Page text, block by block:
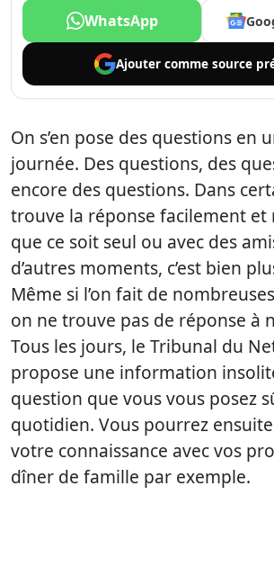
WhatsApp
Ajouter comme source
On s’en pose des questions en
journée. Des questions, des
encore des questions. Dans
trouve la réponse facilement
que ce soit seul ou avec des
d’autres moments, c’est bien
Même si l’on fait de
on ne trouve pas de réponse à
Tous les jours, le Tribunal du
propose une information
question que vous vous posez
quotidien. Vous pourrez
votre connaissance avec vos
dîner de famille par exemple.